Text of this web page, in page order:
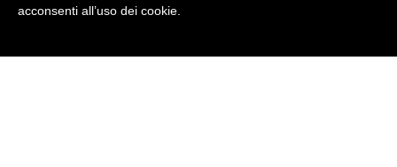
i
acconsenti all’uso dei cookie.